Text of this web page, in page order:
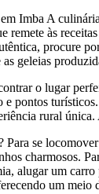
Imba A
remete às
procure
geleias
o lugar
e pontos
rural
se
charmosos.
alugar um
um meio